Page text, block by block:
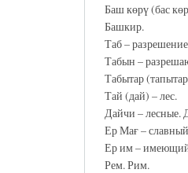
Баш көрү (бас
Башкир.
Таб –
Табын –
Табытар
Тай (дай) – лес.
Дайчи – лесные.
Ер Мағ –
Ер им –
Рем. Рим.